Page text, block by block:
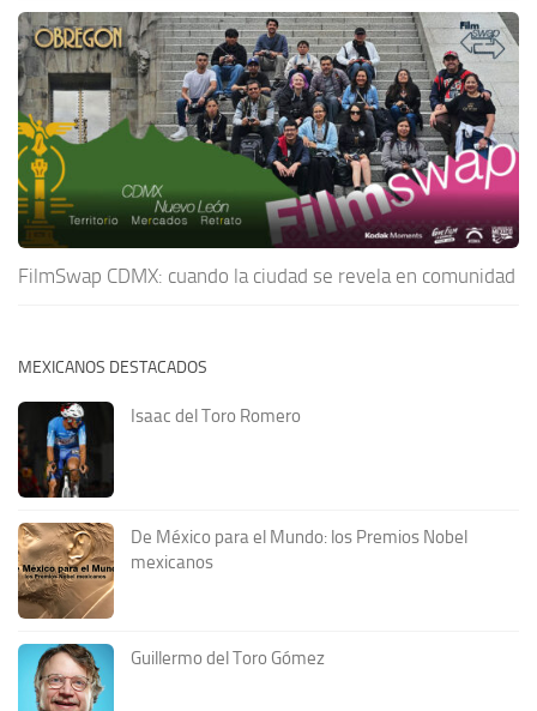
FilmSwap CDMX: cuando la ciudad se revela en comunidad
MEXICANOS DESTACADOS
Isaac del Toro Romero
De México para el Mundo: los Premios Nobel
mexicanos
Guillermo del Toro Gómez